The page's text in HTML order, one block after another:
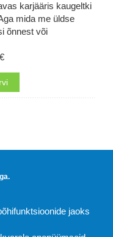
karjääris kaugeltki
mida me üldse
õnnest või
jaoks